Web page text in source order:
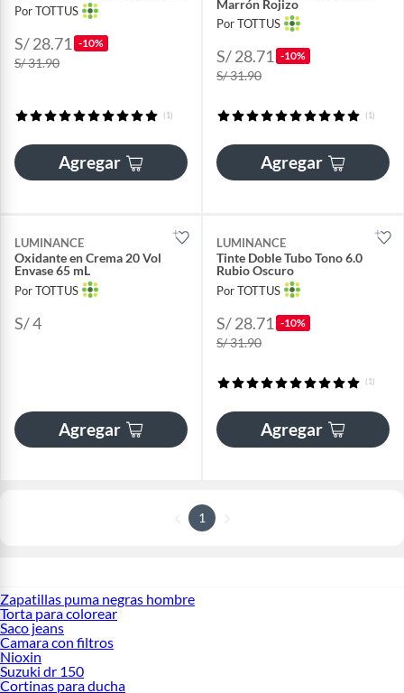
Por TOTTUS
S/ 28.71 -10%
S/ 31.90
(1)
Agregar
Marrón Rojizo
Por TOTTUS
S/ 28.71 -10%
S/ 31.90
(1)
Agregar
LUMINANCE
Oxidante en Crema 20 Vol
Envase 65 mL
Por TOTTUS
S/ 4
Agregar
LUMINANCE
Tinte Doble Tubo Tono 6.0
Rubio Oscuro
Por TOTTUS
S/ 28.71 -10%
S/ 31.90
(1)
Agregar
1
Zapatillas puma negras hombre
Torta para colorear
Saco jeans
Camara con filtros
Nioxin
Suzuki dr 150
Cortinas para ducha